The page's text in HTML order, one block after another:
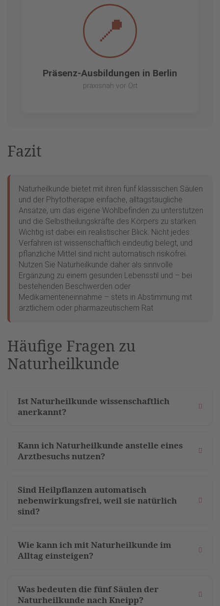
📍
Präsenz-Ausbildungen in Berlin
praxisnah vor Ort
Fazit
Naturheilkunde bietet mit ihren fünf klassischen Säulen
und der Phytotherapie einfache, alltagstaugliche
Ansätze, um das eigene Wohlbefinden zu unterstützen
und die Selbstheilungskräfte des Körpers zu stärken.
Wichtig ist dabei ein realistischer Blick: Nicht jedes
Verfahren ist wissenschaftlich eindeutig belegt, und
pflanzliche Mittel sind nicht automatisch risikofrei.
Nutzen Sie Naturheilkunde daher als sinnvolle
Ergänzung zu einem gesunden Lebensstil und – bei
bestehenden Beschwerden oder
Medikamenteneinnahme – stets in Abstimmung mit
ärztlichem oder pharmazeutischem Rat.
Häufige Fragen zu
Naturheilkunde
Ist Naturheilkunde wissenschaftlich
anerkannt?
Kann ich Naturheilkunde anstelle eines
Arztbesuchs nutzen?
Sind Heilpflanzen automatisch
nebenwirkungsfrei, weil sie natürlich
sind?
Wie kann ich mit Naturheilkunde im
Alltag einsteigen?
Was bedeuten die fünf Säulen der
Naturheilkunde nach Kneipp?